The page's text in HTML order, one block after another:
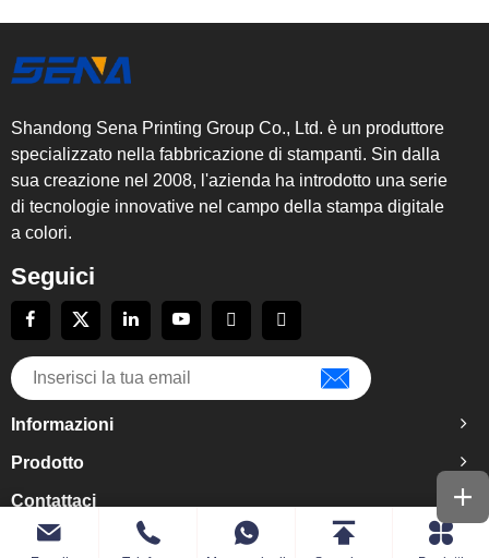
Shandong Sena Printing Group Co., Ltd. è un produttore
specializzato nella fabbricazione di stampanti. Sin dalla
sua creazione nel 2008, l'azienda ha introdotto una serie
di tecnologie innovative nel campo della stampa digitale
a colori.
Seguici
Informazioni
Prodotto
Contattaci